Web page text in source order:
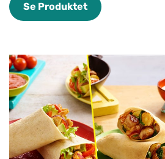
Se Produktet